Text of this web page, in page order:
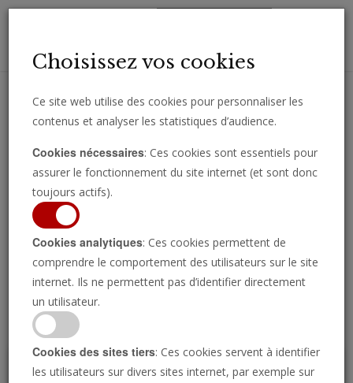
importantes directement par e-mail.
Regarder l’émission
Choisissez vos cookies
Ce site web utilise des cookies pour personnaliser les
contenus et analyser les statistiques d’audience.
Cookies nécessaires: Ces cookies sont essentiels pour
assurer le fonctionnement du site internet (et sont donc
toujours actifs).
Cookies analytiques: Ces cookies permettent de
comprendre le comportement des utilisateurs sur le site
internet. Ils ne permettent pas d’identifier directement
un utilisateur.
Cookies des sites tiers: Ces cookies servent à identifier
les utilisateurs sur divers sites internet, par exemple sur